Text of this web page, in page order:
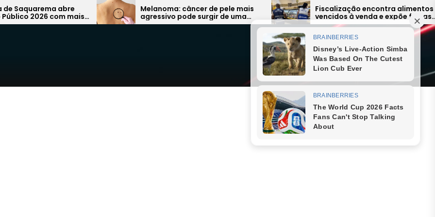
abre
com mais
da
Melanoma: câncer de pele mais
agressivo pode surgir de uma
simples pinta e preocupa
Fiscalização encontra alimentos
vencidos à venda e expõe falhas
graves na Região dos Lagos
Menu